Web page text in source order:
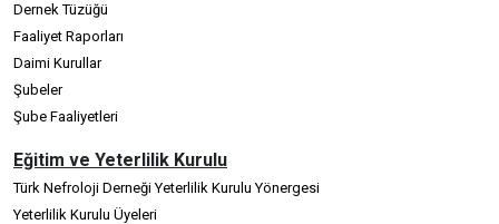
Dernek Tüzüğü
Faaliyet Raporları
Daimi Kurullar
Şubeler
Şube Faaliyetleri
Eğitim ve Yeterlilik Kurulu
Türk Nefroloji Derneği Yeterlilik Kurulu Yönergesi
Yeterlilik Kurulu Üyeleri